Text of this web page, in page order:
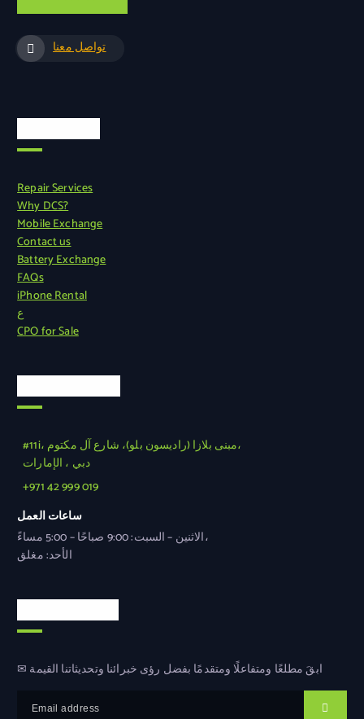
تواصل معنا
Repair Services
Why DCS?
Mobile Exchange
Contact us
Battery Exchange
FAQs
iPhone Rental
ع
CPO for Sale
#11i، مبنى بلازا (راديسون بلو)، شارع آل مكتوم،
دبي ، الإمارات
+971 42 999 019
ساعات العمل
الاثنين – السبت: 9:00 صباحًا – 5:00 مساءً،
الأحد: مغلق
✉ ابقَ مطلعًا ومتفاعلًا ومتقدمًا بفضل رؤى خبرائنا وتحديثاتنا القيمة